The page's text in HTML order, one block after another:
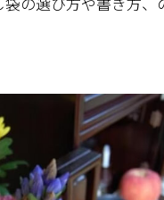
袋の選び方や書き方、